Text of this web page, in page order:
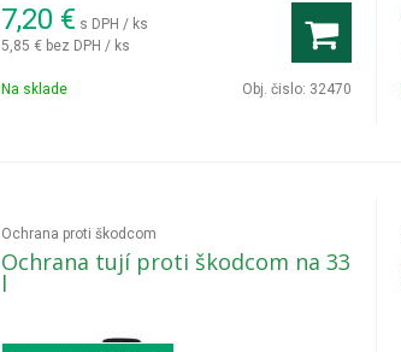
7,20 € s DPH / ks
5,85 € bez DPH / ks
Na sklade Obj. čislo: 32470
Ochrana proti škodcom
Ochrana tují proti škodcom na 33
l